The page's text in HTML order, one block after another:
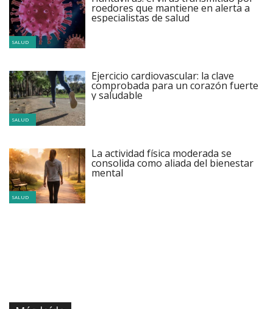
SALUD
roedores que mantiene en alerta a
especialistas de salud
SALUD
Ejercicio cardiovascular: la clave
comprobada para un corazón fuerte
y saludable
SALUD
La actividad física moderada se
consolida como aliada del bienestar
mental